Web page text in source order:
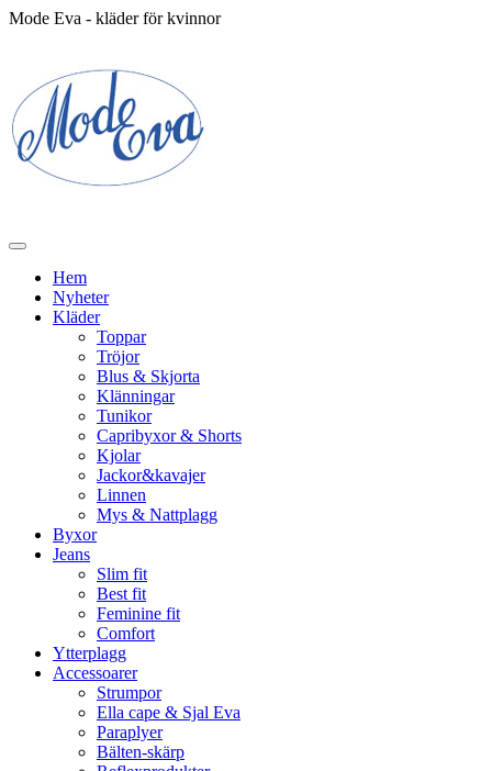
Mode Eva - kläder för kvinnor
Hem
Nyheter
Kläder
Toppar
Tröjor
Blus & Skjorta
Klänningar
Tunikor
Capribyxor & Shorts
Kjolar
Jackor&kavajer
Linnen
Mys & Nattplagg
Byxor
Jeans
Slim fit
Best fit
Feminine fit
Comfort
Ytterplagg
Accessoarer
Strumpor
Ella cape & Sjal Eva
Paraplyer
Bälten-skärp